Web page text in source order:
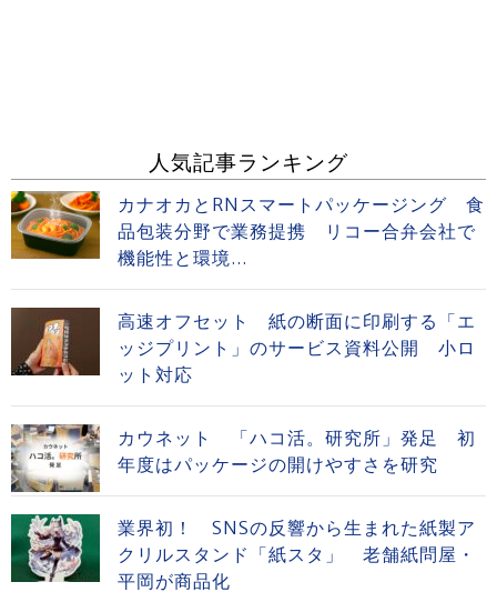
人気記事ランキング
カナオカとRNスマートパッケージング 食
品包装分野で業務提携 リコー合弁会社で
機能性と環境...
高速オフセット 紙の断面に印刷する「エ
ッジプリント」のサービス資料公開 小ロ
ット対応
カウネット 「ハコ活。研究所」発足 初
年度はパッケージの開けやすさを研究
業界初！ SNSの反響から生まれた紙製ア
クリルスタンド「紙スタ」 老舗紙問屋・
平岡が商品化